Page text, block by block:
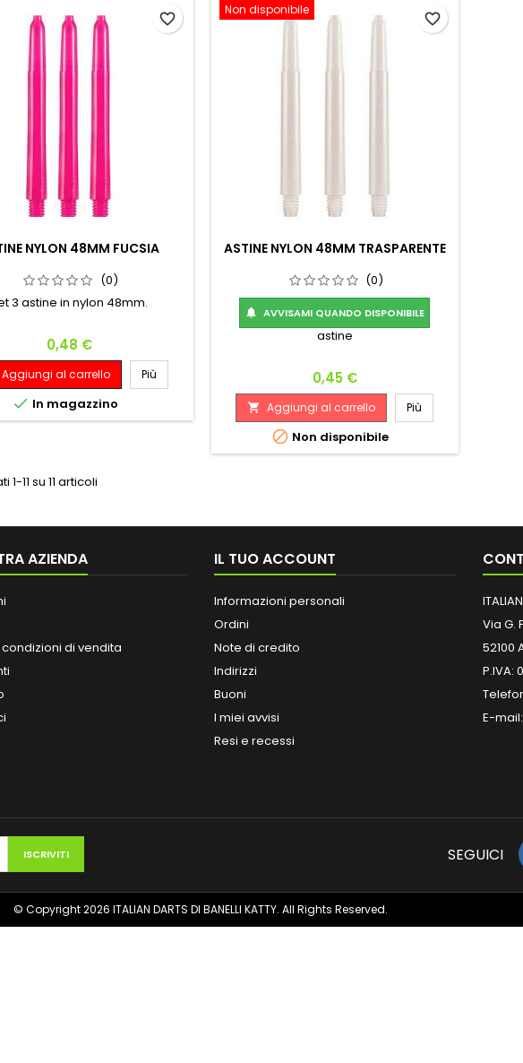
NYLON 48MM FUCSIA
(0)
3 astine in nylon 48mm.
Prezzo
0,48 €
Aggiungi al carrello Più
 In magazzino
favorite_border
Non disponibile
ASTINE NYLON 48MM TRASPARENTE
(0)
 AVVISAMI QUANDO DISPONIBILE
astine
Prezzo
0,45 €
 Aggiungi al carrello Più
 Non disponibile
favorite_border
1-11 su 11 articoli
AZIENDA
di vendita
IL TUO ACCOUNT
Informazioni personali
Ordini
Note di credito
Indirizzi
Buoni
I miei avvisi
Resi e recessi
Via G.
52100
P.IVA:
E-mail:
SEGUICI
© Copyright 2026 ITALIAN DARTS DI BANELLI KATTY. All Rights Reserved.